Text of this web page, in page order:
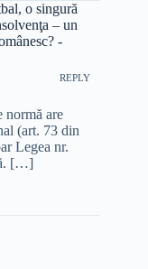
o singură
– un
-
REPLY
normă are
(art. 73 din
Legea nr.
[…]